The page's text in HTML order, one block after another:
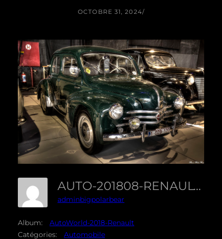
OCTOBRE 31, 2024/
AUTO-201808-RENAULT--07
adminbigpolarbear
Album:
AutoWorld-2018-Renault
Catégories:
Automobile